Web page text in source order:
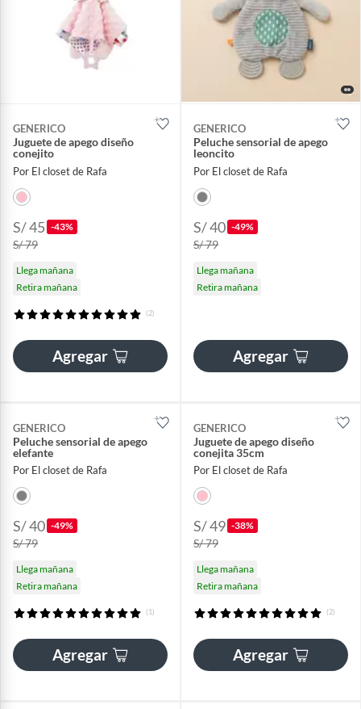
GENERICO
Juguete de apego diseño
conejito
Por El closet de Rafa
S/ 45 -43%
S/ 79
Llega mañana
Retira mañana
(2)
Agregar
GENERICO
Peluche sensorial de apego
leoncito
Por El closet de Rafa
S/ 40 -49%
S/ 79
Llega mañana
Retira mañana
Agregar
GENERICO
Peluche sensorial de apego
elefante
Por El closet de Rafa
S/ 40 -49%
S/ 79
Llega mañana
Retira mañana
(1)
Agregar
GENERICO
Juguete de apego diseño
conejita 35cm
Por El closet de Rafa
S/ 49 -38%
S/ 79
Llega mañana
Retira mañana
(2)
Agregar